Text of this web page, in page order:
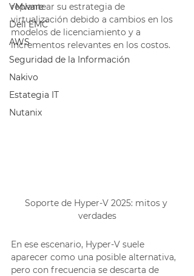
VMware
Dell EMC
AWS
Seguridad de la Información
Nakivo
Estategia IT
Nutanix
replantear su estrategia de
virtualización debido a cambios en los
modelos de licenciamiento y a
incrementos relevantes en los costos.
Soporte de Hyper-V 2025: mitos y
verdades
En ese escenario, Hyper-V suele
aparecer como una posible alternativa,
pero con frecuencia se descarta de